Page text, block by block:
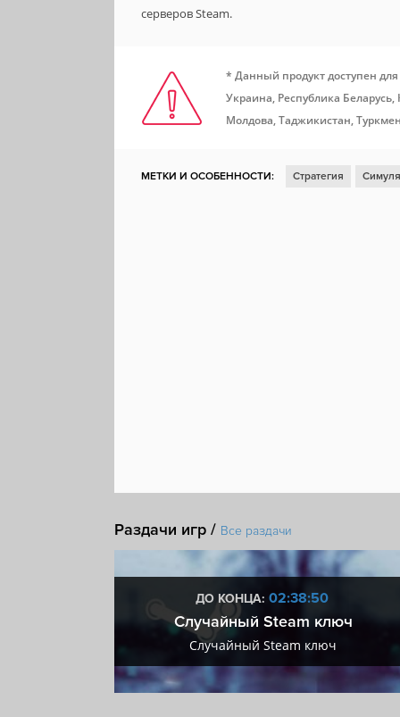
серверов Steam.
* Данный продукт доступен
Украина, Республика
Молдова, Таджикистан,
МЕТКИ И ОСОБЕННОСТИ: Стратегия
Раздачи игр / Все раздачи
ДО КОНЦА: 02:38:49
Случайный Steam ключ
Случайный Steam ключ